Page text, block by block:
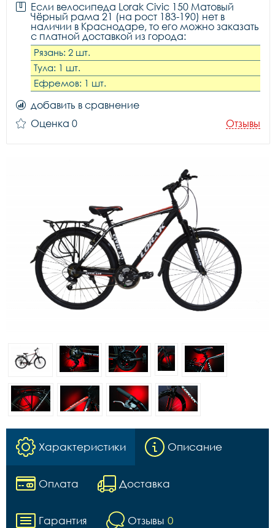
Если велосипеда Lorak Civic 150 Матовый
Чёрный рама 21 (на рост 183-190) нет в
наличии в Краснодаре, то его можно заказать
с платной доставкой из города:
Рязань: 2 шт.
Тула: 1 шт.
Ефремов: 1 шт.
добавить в сравнение
Оценка 0
Отзывы
Характеристики Описание
Оплата Доставка
Гарантия Отзывы 0